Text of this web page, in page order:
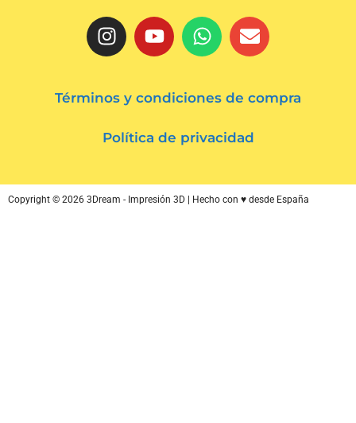
Términos y condiciones de compra
Política de privacidad
Copyright © 2026 3Dream - Impresión 3D | Hecho con ♥ desde España